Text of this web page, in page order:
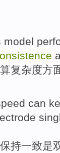
model
复杂度方
can
保持一致是